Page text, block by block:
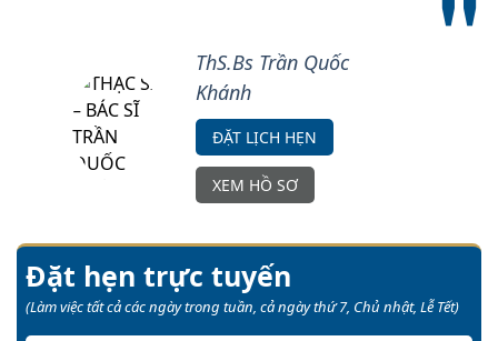
ThS.Bs Trần Quốc
Khánh
ĐẶT LỊCH HẸN
XEM HỒ SƠ
Đặt hẹn trực tuyến
(Làm việc tất cả các ngày trong tuần, cả ngày thứ 7, Chủ nhật, Lễ Tết)